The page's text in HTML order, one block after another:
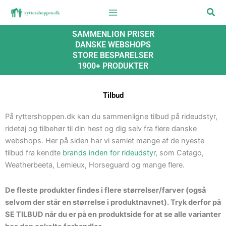
Søg
SAMMENLIGN PRISER
DANSKE WEBSHOPS
STORE BESPARELSER
1900+ PRODUKTER
Tilbud
På ryttershoppen.dk kan du sammenligne tilbud på rideudstyr,
ridetøj og tilbehør til din hest og dig selv fra flere danske
webshops. Her på siden har vi samlet mange af de nyeste
tilbud fra kendte brands inden for rideudstyr, som Catago,
Weatherbeeta, Lemieux, Horseguard og mange flere.
De fleste produkter findes i flere størrelser/farver (også
selvom der står en størrelse i produktnavnet). Tryk derfor på
SE TILBUD når du er på en produktside for at se alle varianter